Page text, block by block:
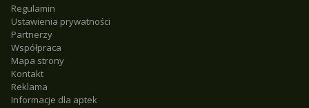
Regulamin
Ustawienia prywatności
Partnerzy
Współpraca
Mapa strony
Kontakt
Reklama
Informacje dla aptek